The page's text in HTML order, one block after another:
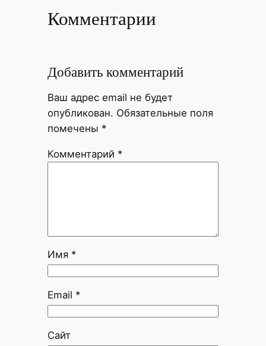
Комментарии
Добавить комментарий
Ваш адрес email не будет
опубликован. Обязательные поля
помечены *
Комментарий *
Имя *
Email *
Сайт